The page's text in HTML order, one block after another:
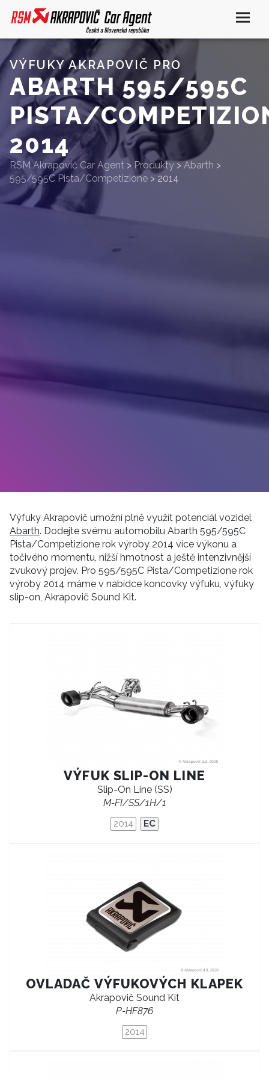
VÝFUKY AKRAPOVIČ PRO
ABARTH 595/595C
PISTA/
2014
RSM Akrapovič Car Agent > Produkty > Abarth >
595/595C Pista/Competizione > 2014
Výfuky Akrapovič umožní plně využít potenciál vozidel
Abarth. Dodejte svému automobilu Abarth 595/595C
Pista/Competizione rok výroby 2014 více výkonu a
točivého momentu, nižší hmotnost a ještě intenzivnější
zvukový projev. Pro 595/595C Pista/Competizione rok
výroby 2014 máme v nabídce koncovky výfuku, výfuky
slip-on, Akrapovič Sound Kit.
VÝFUK SLIP-ON LINE
Slip-On Line (SS)
M-FI/SS/1H/1
2014 EC
OVLADAČ VÝFUKOVÝCH KLAPEK
Akrapovič Sound Kit
P-HF876
2014